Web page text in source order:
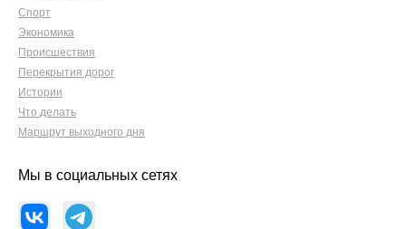
Спорт
Экономика
Происшествия
Перекрытия дорог
Истории
Что делать
Маршрут выходного дня
Мы в социальных сетях